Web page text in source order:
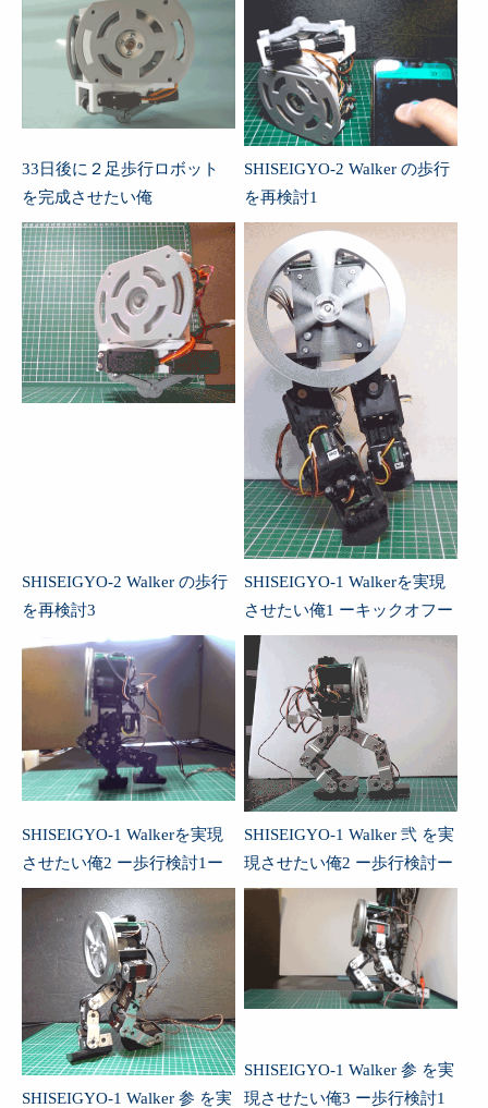
33日後に２足歩行ロボット
を完成させたい俺
SHISEIGYO-2 Walker の歩行
を再検討1
SHISEIGYO-2 Walker の歩行
を再検討3
SHISEIGYO-1 Walkerを実現
させたい俺1 ーキックオフー
SHISEIGYO-1 Walkerを実現
させたい俺2 ー歩行検討1ー
SHISEIGYO-1 Walker 弐 を実
現させたい俺2 ー歩行検討ー
SHISEIGYO-1 Walker 参 を実
SHISEIGYO-1 Walker 参 を実
現させたい俺3 ー歩行検討1